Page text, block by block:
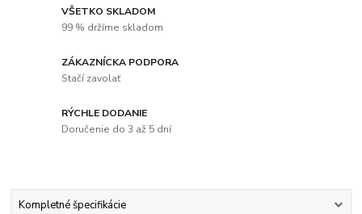
VŠETKO SKLADOM
99 % držíme skladom
ZÁKAZNÍCKA PODPORA
Stačí zavolať
RÝCHLE DODANIE
Doručenie do 3 až 5 dní
Kompletné špecifikácie